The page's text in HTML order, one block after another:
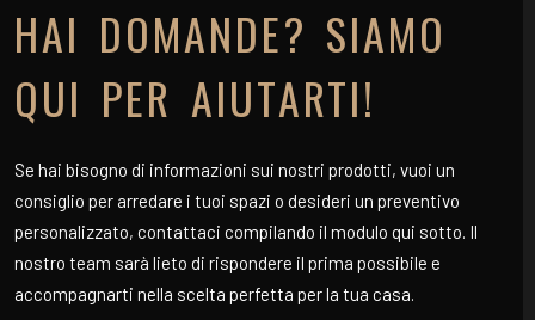
HAI DOMANDE? SIAMO
QUI PER AIUTARTI!
Se hai bisogno di informazioni sui nostri prodotti, vuoi un
consiglio per arredare i tuoi spazi o desideri un preventivo
personalizzato, contattaci compilando il modulo qui sotto. Il
nostro team sarà lieto di rispondere il prima possibile e
accompagnarti nella scelta perfetta per la tua casa.